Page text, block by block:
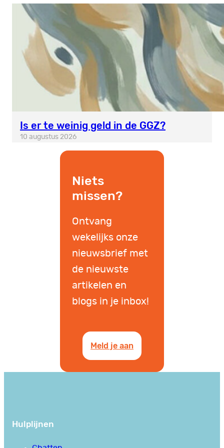
Is er te weinig geld in de GGZ?
10 augustus 2026
Niets
missen?
Ontvang
wekelijks onze
nieuwsbrief met
de nieuwste
artikelen en
blogs in je inbox!
Meld je aan
Hulplijnen